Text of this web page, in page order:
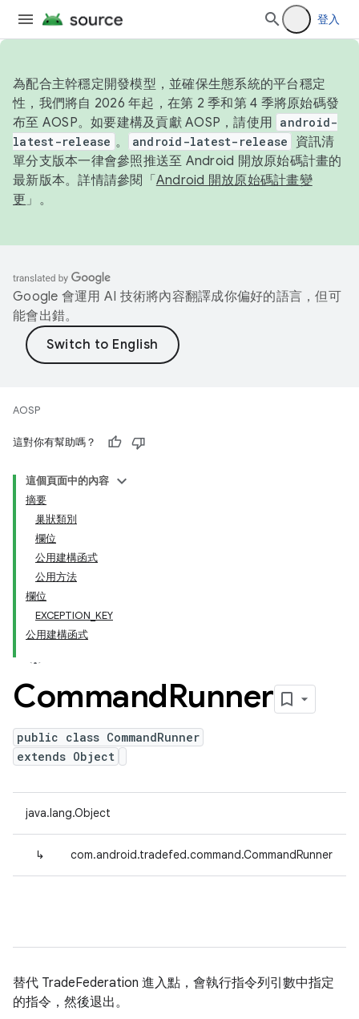
登入
為配合主幹穩定開發模型，並確保生態系統的平台穩定
性，我們將自 2026 年起，在第 2 季和第 4 季將原始碼發
布至 AOSP。如要建構及貢獻 AOSP，請使用 android-
latest-release 。 android-latest-release
資訊清
單分支版本一律會參照推送至 Android 開放原始碼計畫的
最新版本。詳情請參閱「 Android 開放原始碼計畫變
更 」。
Google 會運用 AI 技術將內容翻譯成你偏好的語言，但可
能會出錯。
AOSP
這對你有幫助嗎？
這個頁面中的內容
摘要
巢狀類別
欄位
公用建構函式
公用方法
欄位
EXCEPTION_KEY
公用建構函式
CommandRunner
public class CommandRunner
extends Object
java.lang.Object
↳ com.android.tradefed.command.CommandRunner
替代 TradeFederation 進入點，會執行指令列引數中指定
的指令，然後退出。